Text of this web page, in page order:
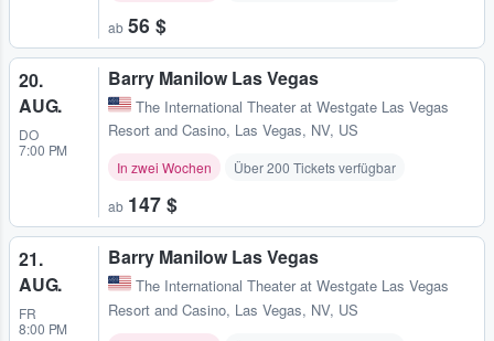
ab 56 $
20.
AUG.
DO
7:00 PM
Barry Manilow Las Vegas
The International Theater at Westgate Las Vegas
Resort and Casino, Las Vegas, NV, US
In zwei Wochen Über 200 Tickets verfügbar
ab 147 $
21.
AUG.
FR
8:00 PM
Barry Manilow Las Vegas
The International Theater at Westgate Las Vegas
Resort and Casino, Las Vegas, NV, US